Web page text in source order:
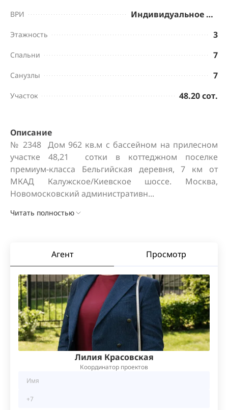
ВРИ Индивидуальное жилищное строительство
Этажность 3
Спальни 7
Санузлы 7
Участок 48.20 сот.
Описание
№ 2348  Дом 962 кв.м с бассейном на прилесном
участке 48,21  сотки в коттеджном поселке
премиум-класса Бельгийская деревня, 7 км от
МКАД Калужское/Киевское шоссе. Москва,
Новомосковский административн...
Читать полностью
Агент Просмотр
Лилия Красовская
Координатор проектов